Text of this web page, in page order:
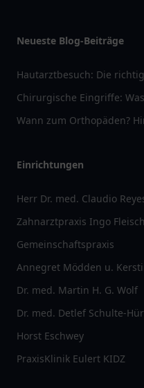
Neueste Blog-Beiträge
Hautarztbesuch: Die
Chirurgische Eingriffe:
Wann zum Orthopäden?
Einrichtungen
Herr Dr. med. Claudio
Zahnarztpraxis Ingo
Gemeinschaftspraxis
Annegret Mödden u.
Dr. med. Martin H. G. Wolf
Dr. med. Detlef Schulte-
Horst Eschwey
PraxisKlinik Eulert KIDZ